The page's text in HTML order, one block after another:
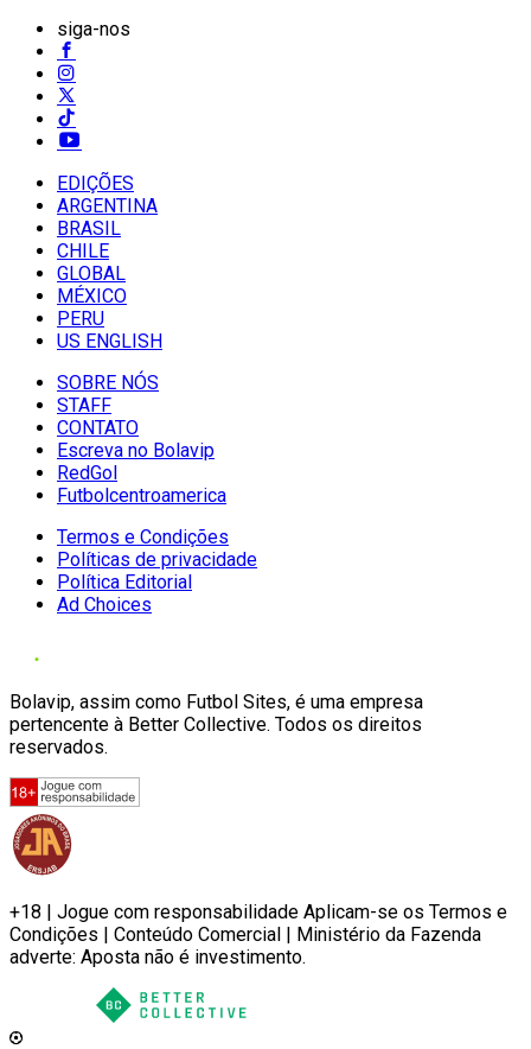
siga-nos
EDIÇÕES
ARGENTINA
BRASIL
CHILE
GLOBAL
MÉXICO
PERU
US ENGLISH
SOBRE NÓS
STAFF
CONTATO
Escreva no Bolavip
RedGol
Futbolcentroamerica
Termos e Condições
Políticas de privacidade
Política Editorial
Ad Choices
Bolavip, assim como Futbol Sites, é uma empresa
pertencente à Better Collective. Todos os direitos
reservados.
+18 | Jogue com responsabilidade Aplicam-se os Termos e
Condições | Conteúdo Comercial | Ministério da Fazenda
adverte: Aposta não é investimento.